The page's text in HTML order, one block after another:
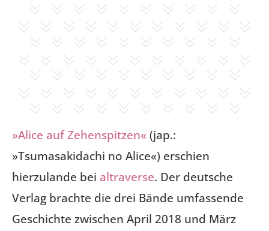
»Alice auf Zehenspitzen« (jap.:
»Tsumasakidachi no Alice«) erschien
hierzulande bei altraverse. Der deutsche
Verlag brachte die drei Bände umfassende
Geschichte zwischen April 2018 und März